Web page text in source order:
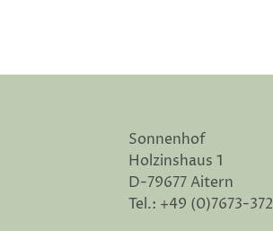
Sonnenhof
Holzinshaus 1
D-79677 Aitern
Tel.: +49 (0)7673-372